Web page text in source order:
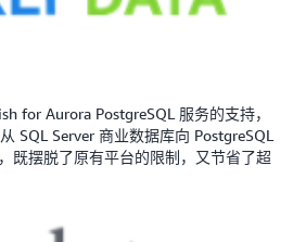
for Aurora PostgreSQL 服务的支持，
SQL Server 商业数据库向 PostgreSQL
既摆脱了原有平台的限制，又节省了超